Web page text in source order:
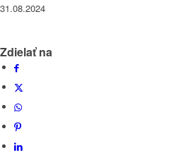
31.08.2024
Zdielať na